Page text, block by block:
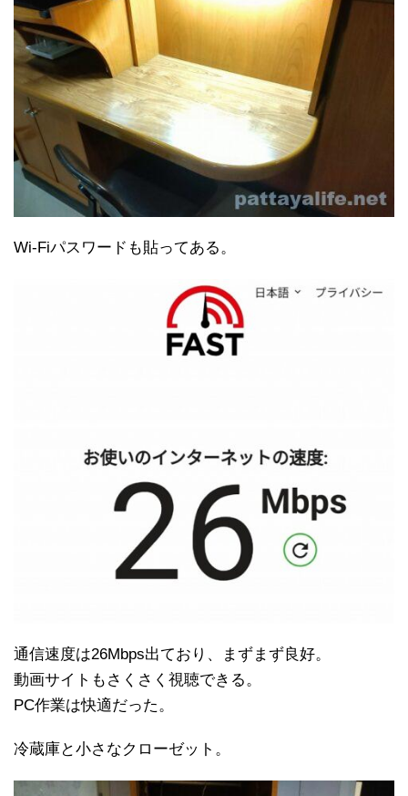
Wi-Fiパスワードも貼ってある。
通信速度は26Mbps出ており、まずまず良好。
動画サイトもさくさく視聴できる。
PC作業は快適だった。
冷蔵庫と小さなクローゼット。